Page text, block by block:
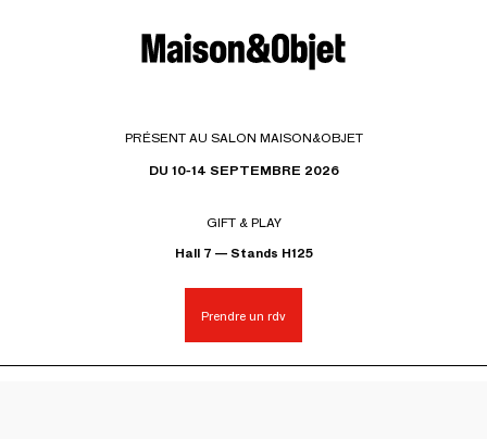
PRÉSENT AU SALON MAISON&OBJET
DU 10-14 SEPTEMBRE 2026
GIFT & PLAY
Hall 7 — Stands H125
Prendre un rdv